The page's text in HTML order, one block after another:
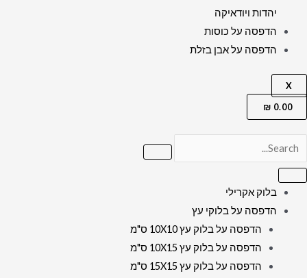
יהדות ויודאיקה
הדפסה על כוסות
הדפסה על אבן בזלת
X
0.00
₪
בלוק אקרילי
הדפסה על בלוקי עץ
הדפסה על בלוק עץ 10X10 ס"מ
הדפסה על בלוק עץ 10X15 ס"מ
הדפסה על בלוק עץ 15X15 ס"מ